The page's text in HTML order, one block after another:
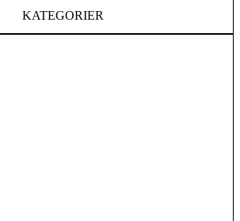
KATEGORIER